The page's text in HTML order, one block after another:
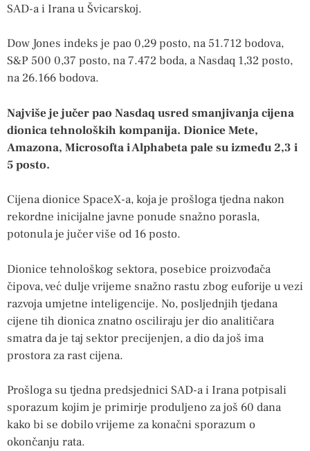
SAD-a i Irana u Švicarskoj.
Dow Jones indeks je pao 0,29 posto, na 51.712 bodova,
S&P 500 0,37 posto, na 7.472 boda, a Nasdaq 1,32 posto,
na 26.166 bodova.
Najviše je jučer pao Nasdaq usred smanjivanja cijena
dionica tehnoloških kompanija. Dionice Mete,
Amazona, Microsofta i Alphabeta pale su između 2,3 i
5 posto.
Cijena dionice SpaceX-a, koja je prošloga tjedna nakon
rekordne inicijalne javne ponude snažno porasla,
potonula je jučer više od 16 posto.
Dionice tehnološkog sektora, posebice proizvođača
čipova, već dulje vrijeme snažno rastu zbog euforije u vezi
razvoja umjetne inteligencije. No, posljednjih tjedana
cijene tih dionica znatno osciliraju jer dio analitičara
smatra da je taj sektor precijenjen, a dio da još ima
prostora za rast cijena.
Prošloga su tjedna predsjednici SAD-a i Irana potpisali
sporazum kojim je primirje produljeno za još 60 dana
kako bi se dobilo vrijeme za konačni sporazum o
okončanju rata.